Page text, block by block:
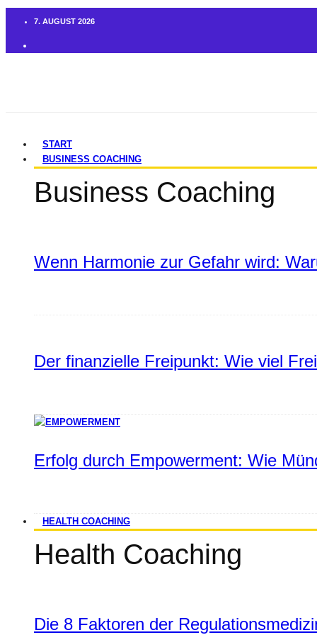
7. AUGUST 2026
START
BUSINESS COACHING
Business Coaching
Wenn Harmonie zur Gefahr wird:
Der finanzielle Freipunkt: Wie viel
Erfolg durch Empowerment: Wie
HEALTH COACHING
Health Coaching
Die 8 Faktoren der